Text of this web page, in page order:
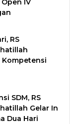
IV
RS
SDM, RS
Gelar In
Dua Hari